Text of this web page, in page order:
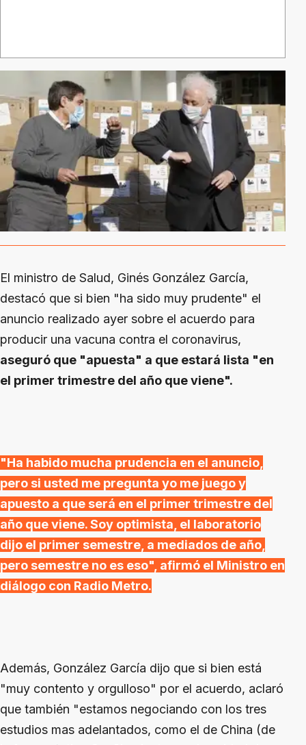
El ministro de Salud, Ginés González García,
destacó que si bien "ha sido muy prudente" el
anuncio realizado ayer sobre el acuerdo para
producir una vacuna contra el coronavirus,
aseguró que "apuesta" a que estará lista "en
el primer trimestre del año que viene".
"Ha habido mucha prudencia en el anuncio,
pero si usted me pregunta yo me juego y
apuesto a que será en el primer trimestre del
año que viene. Soy optimista, el laboratorio
dijo el primer semestre, a mediados de año,
pero semestre no es eso", afirmó el Ministro en
diálogo con Radio Metro.
Además, González García dijo que si bien está
"muy contento y orgulloso" por el acuerdo, aclaró
que también "estamos negociando con los tres
estudios mas adelantados, como el de China (de